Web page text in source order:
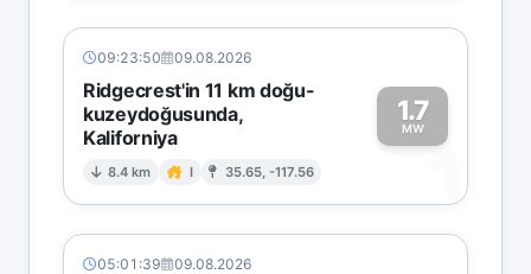
09:23:50 09.08.2026
Ridgecrest'in 11 km doğu-
kuzeydoğusunda,
Kaliforniya
8.4 km I 35.65, -117.56
1.7
MW
1
05:01:39 09.08.2026